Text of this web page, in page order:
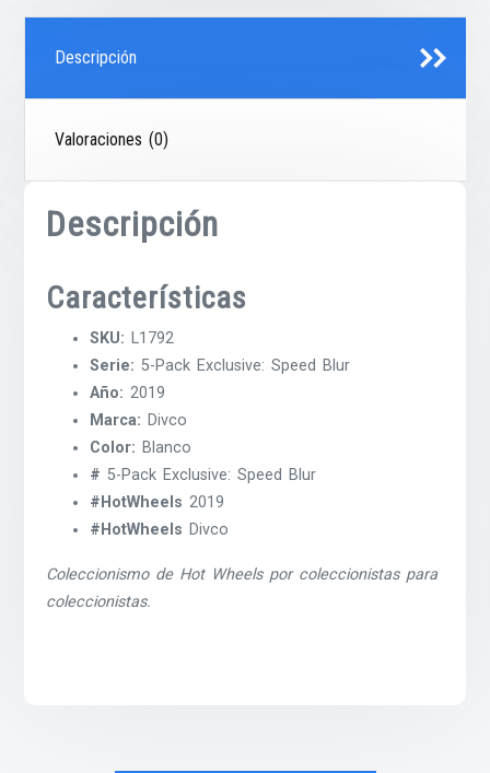
Descripción
Valoraciones (0)
Descripción
Características
SKU: L1792
Serie: 5-Pack Exclusive: Speed Blur
Año: 2019
Marca: Divco
Color: Blanco
# 5-Pack Exclusive: Speed Blur
#HotWheels 2019
#HotWheels Divco
Coleccionismo de Hot Wheels por coleccionistas para
coleccionistas.